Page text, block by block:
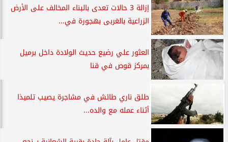
إزالة 3 حالات تعدى بالبناء المخالف على الأرض
الزراعية بالغربى بهجورة في...
العثور علي رضيع حديث الولادة داخل برميل
بمركز قوص في قنا
طلق ناري طائش في مشاجرة يصيب تلميذا
أثناء عمله مع والده...